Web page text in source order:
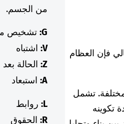
فإن العظام
تشمل
تكوينه
من الجسم.
G: تشخيص
V: اشتباه
Z: الحالة بعد
A: استبعاد
L: روابط
R: الحقوق